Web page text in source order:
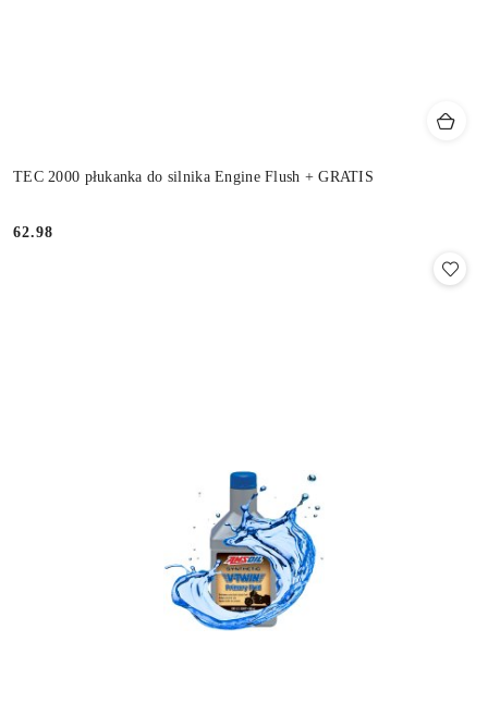
TEC 2000 płukanka do silnika Engine Flush + GRATIS
Cena:
62.98